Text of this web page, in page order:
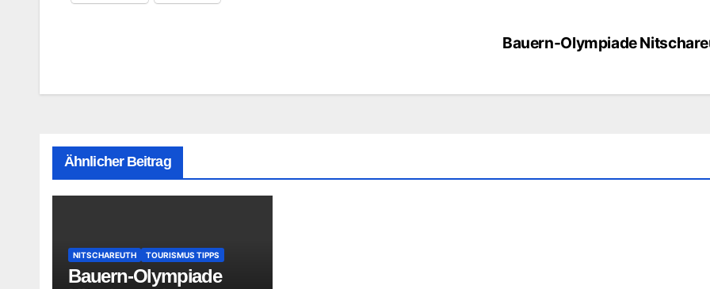
Bauern-Olympiade
Ähnlicher Beitrag
NITSCHAREUTH TOURISMUS TIPPS
Bauern-Olympiade